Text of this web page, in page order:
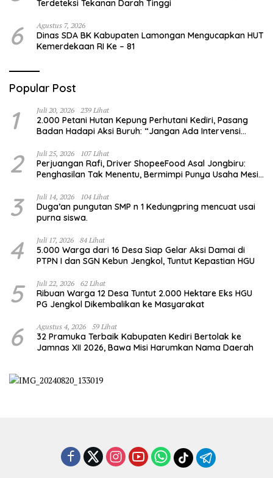
Terdeteksi Tekanan Darah Tinggi
6 Agustus 7, 2026
Dinas SDA BK Kabupaten Lamongan Mengucapkan HUT
Kemerdekaan RI Ke – 81
Popular Post
1 Juli 20, 2026 239 Lihat
2.000 Petani Hutan Kepung Perhutani Kediri, Pasang
Badan Hadapi Aksi Buruh: “Jangan Ada Intervensi
2 Juli 25, 2026 107 Lihat
Perjuangan Rafi, Driver ShopeeFood Asal Jongbiru:
Penghasilan Tak Menentu, Bermimpi Punya Usaha Mesin
3 Juli 14, 2026 104 Lihat
Duga’an pungutan SMP n 1 Kedungpring mencuat usai
purna siswa.
4 Juli 17, 2026 84 Lihat
5.000 Warga dari 16 Desa Siap Gelar Aksi Damai di
PTPN I dan SGN Kebun Jengkol, Tuntut Kepastian HGU
5 Juli 22, 2026 62 Lihat
Ribuan Warga 12 Desa Tuntut 2.000 Hektare Eks HGU
PG Jengkol Dikembalikan ke Masyarakat
6 Agustus 4, 2026 59 Lihat
32 Pramuka Terbaik Kabupaten Kediri Bertolak ke
Jamnas XII 2026, Bawa Misi Harumkan Nama Daerah